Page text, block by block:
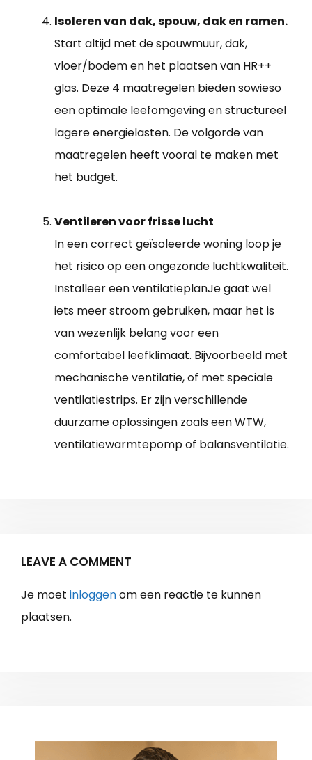
Isoleren van dak, spouw, dak en ramen.
Start altijd met de spouwmuur, dak,
vloer/bodem en het plaatsen van HR++
glas. Deze 4 maatregelen bieden sowieso
een optimale leefomgeving en structureel
lagere energielasten. De volgorde van
maatregelen heeft vooral te maken met
het budget.
Ventileren voor frisse lucht
In een correct geïsoleerde woning loop je
het risico op een ongezonde luchtkwaliteit.
Installeer een ventilatieplanJe gaat wel
iets meer stroom gebruiken, maar het is
van wezenlijk belang voor een
comfortabel leefklimaat. Bijvoorbeeld met
mechanische ventilatie, of met speciale
ventilatiestrips. Er zijn verschillende
duurzame oplossingen zoals een WTW,
ventilatiewarmtepomp of balansventilatie.
LEAVE A COMMENT
Je moet inloggenom een reactie te kunnen
plaatsen.